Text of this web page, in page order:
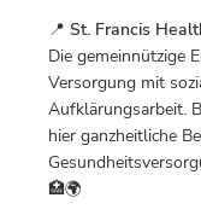
📍 St. Francis
Die gemeinnützige
Versorgung mit
Aufklärungsarbeit.
hier ganzheitliche
🏥🌍